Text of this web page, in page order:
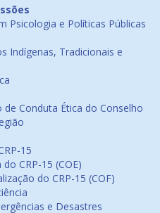
Psicologia e Políticas Públicas
Indígenas, Tradicionais e
Conduta Ética do Conselho
15
CRP-15 (COE)
do CRP-15 (COF)
e Desastres